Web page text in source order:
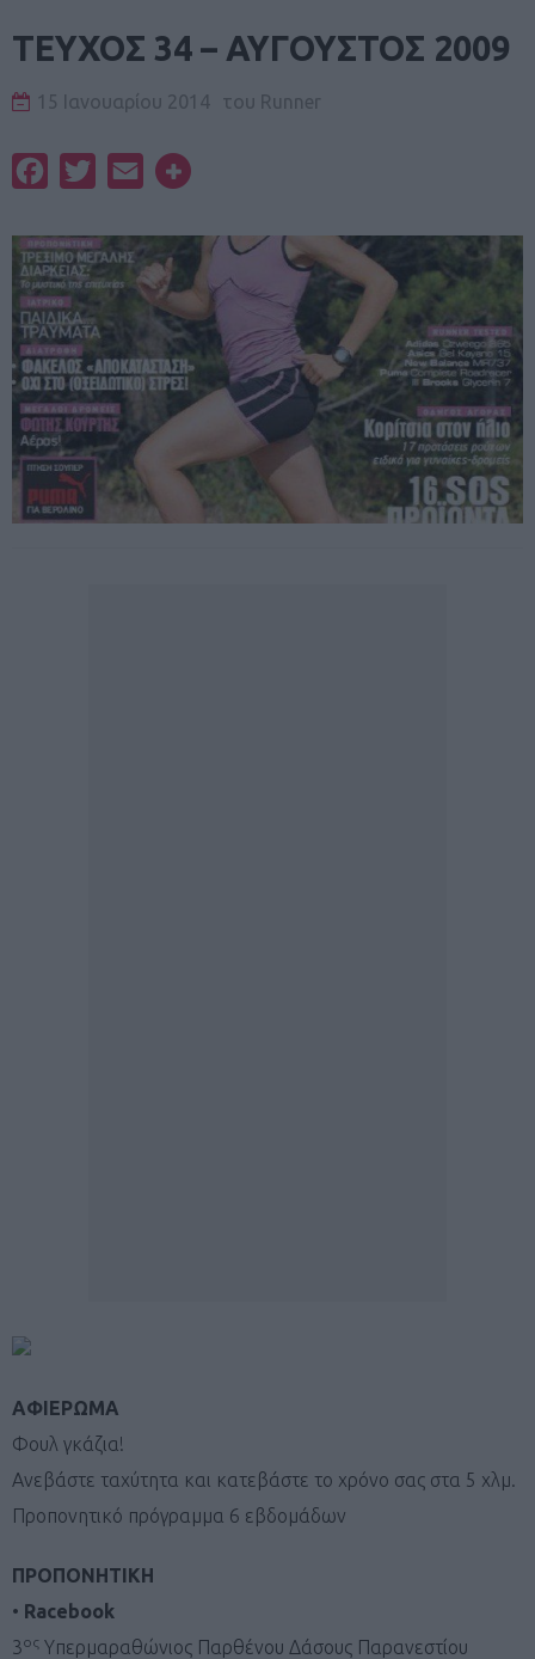
TEYΧΟΣ 34 – ΑΥΓΟΥΣΤΟΣ 2009
15 Ιανουαρίου 2014 του Runner
FacebookTwitterEmail
ΑΦΙΕΡΩΜΑ
Φουλ γκάζια!
Ανεβάστε ταχύτητα και κατεβάστε το χρόνο σας στα 5 χλμ.
Προπονητικό πρόγραμμα 6 εβδομάδων
ΠΡΟΠΟΝΗΤΙΚΗ
• Racebook
3ος Υπερμαραθώνιος Παρθένου Δάσους Παρανεστίου